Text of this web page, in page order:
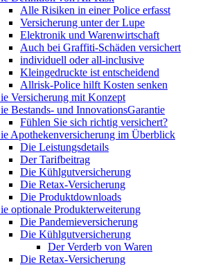
Alle Risiken in einer Police erfasst
Versicherung unter der Lupe
Elektronik und Warenwirtschaft
Auch bei Graffiti-Schäden versichert
individuell oder all-inclusive
Kleingedruckte ist entscheidend
Allrisk-Police hilft Kosten senken
Versicherung mit Konzept
Bestands- und InnovationsGarantie
Fühlen Sie sich richtig versichert?
Apothekenversicherung im Überblick
Die Leistungsdetails
Der Tarifbeitrag
Die Kühlgutversicherung
Die Retax-Versicherung
Die Produktdownloads
optionale Produkterweiterung
Die Pandemieversicherung
Die Kühlgutversicherung
Der Verderb von Waren
Die Retax-Versicherung